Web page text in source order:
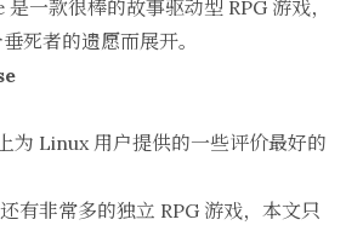
一款很棒的故事驱动型 RPG 游戏，
死者的遗愿而展开。
为 Linux 用户提供的一些评价最好的
有非常多的独立 RPG 游戏，本文只